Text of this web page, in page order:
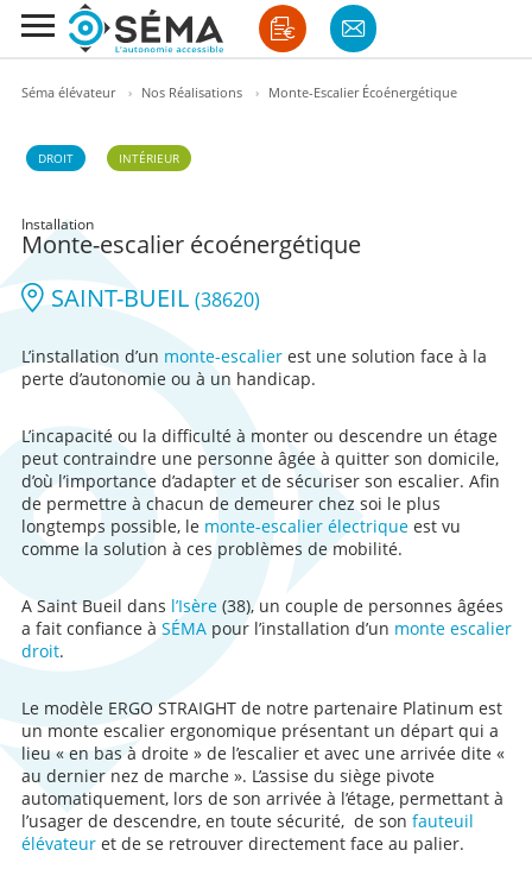
Séma élévateur › Nos Réalisations › Monte-Escalier Écoénergétique
DROIT INTÉRIEUR
Installation
Monte-escalier écoénergétique
SAINT-BUEIL (38620)
L’installation d’un monte-escalierest une solution face à la
perte d’autonomie ou à un handicap.
L’incapacité ou la difficulté à monter ou descendre un étage
peut contraindre une personne âgée à quitter son domicile,
d’où l’importance d’adapter et de sécuriser son escalier. Afin
de permettre à chacun de demeurer chez soi le plus
longtemps possible, le monte-escalier électriqueest vu
comme la solution à ces problèmes de mobilité.
A Saint Bueil dans l’Isère(38), un couple de personnes âgées
a fait confiance à SÉMApour l’installation d’un monte escalier
droit.
Le modèle ERGO STRAIGHT de notre partenaire Platinum est
un monte escalier ergonomique présentant un départ qui a
lieu « en bas à droite » de l’escalier et avec une arrivée dite «
au dernier nez de marche ». L’assise du siège pivote
automatiquement, lors de son arrivée à l’étage, permettant à
l’usager de descendre, en toute sécurité, de son fauteuil
élévateuret de se retrouver directement face au palier.